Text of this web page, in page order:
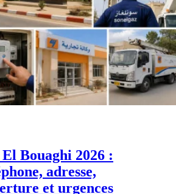
Bouaghi 2026 :
adresse,
et urgences